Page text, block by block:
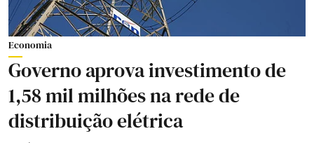
Economia
Governo aprova investimento de
1,58 mil milhões na rede de
distribuição elétrica